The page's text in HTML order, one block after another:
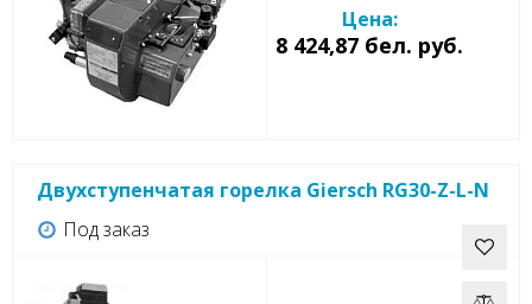
Цена:
8 424,87 бел. руб.
Под заказ
Двухступенчатая горелка Giersch RG30-Z-L-N